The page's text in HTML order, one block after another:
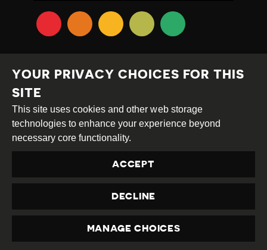
Creative
Commons
Attribution
Share
Alike
This work is licensed under aCreative Commons
Attribution-ShareAlike 4.0 International License
Site byDEV|Login
Contact usprivacy@civicus.org
PRIVACY
YOUR PRIVACY CHOICES FOR THIS
SITE
This site uses cookies and other web storage
technologies to enhance your experience beyond
necessary core functionality.
ACCEPT
DECLINE
MANAGE CHOICES